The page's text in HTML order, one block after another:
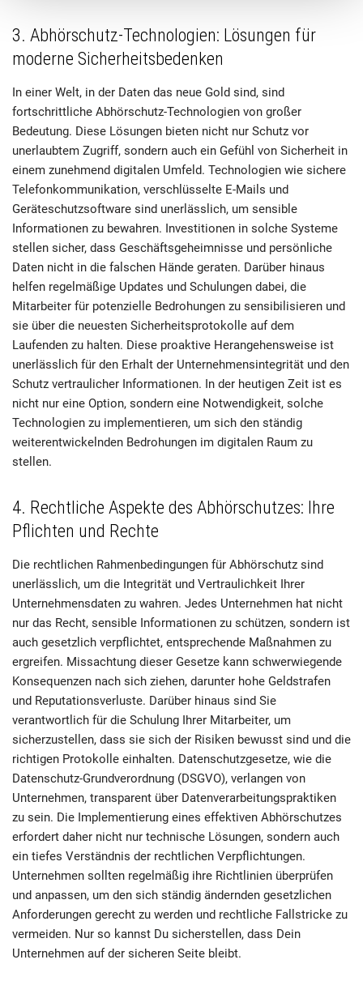
3. Abhörschutz-Technologien: Lösungen für
moderne Sicherheitsbedenken
In einer Welt, in der Daten das neue Gold sind, sind
fortschrittliche Abhörschutz-Technologien von großer
Bedeutung. Diese Lösungen bieten nicht nur Schutz vor
unerlaubtem Zugriff, sondern auch ein Gefühl von Sicherheit in
einem zunehmend digitalen Umfeld. Technologien wie sichere
Telefonkommunikation, verschlüsselte E-Mails und
Geräteschutzsoftware sind unerlässlich, um sensible
Informationen zu bewahren. Investitionen in solche Systeme
stellen sicher, dass Geschäftsgeheimnisse und persönliche
Daten nicht in die falschen Hände geraten. Darüber hinaus
helfen regelmäßige Updates und Schulungen dabei, die
Mitarbeiter für potenzielle Bedrohungen zu sensibilisieren und
sie über die neuesten Sicherheitsprotokolle auf dem
Laufenden zu halten. Diese proaktive Herangehensweise ist
unerlässlich für den Erhalt der Unternehmensintegrität und den
Schutz vertraulicher Informationen. In der heutigen Zeit ist es
nicht nur eine Option, sondern eine Notwendigkeit, solche
Technologien zu implementieren, um sich den ständig
weiterentwickelnden Bedrohungen im digitalen Raum zu
stellen.
4. Rechtliche Aspekte des Abhörschutzes: Ihre
Pflichten und Rechte
Die rechtlichen Rahmenbedingungen für Abhörschutz sind
unerlässlich, um die Integrität und Vertraulichkeit Ihrer
Unternehmensdaten zu wahren. Jedes Unternehmen hat nicht
nur das Recht, sensible Informationen zu schützen, sondern ist
auch gesetzlich verpflichtet, entsprechende Maßnahmen zu
ergreifen. Missachtung dieser Gesetze kann schwerwiegende
Konsequenzen nach sich ziehen, darunter hohe Geldstrafen
und Reputationsverluste. Darüber hinaus sind Sie
verantwortlich für die Schulung Ihrer Mitarbeiter, um
sicherzustellen, dass sie sich der Risiken bewusst sind und die
richtigen Protokolle einhalten. Datenschutzgesetze, wie die
Datenschutz-Grundverordnung (DSGVO), verlangen von
Unternehmen, transparent über Datenverarbeitungspraktiken
zu sein. Die Implementierung eines effektiven Abhörschutzes
erfordert daher nicht nur technische Lösungen, sondern auch
ein tiefes Verständnis der rechtlichen Verpflichtungen.
Unternehmen sollten regelmäßig ihre Richtlinien überprüfen
und anpassen, um den sich ständig ändernden gesetzlichen
Anforderungen gerecht zu werden und rechtliche Fallstricke zu
vermeiden. Nur so kannst Du sicherstellen, dass Dein
Unternehmen auf der sicheren Seite bleibt.